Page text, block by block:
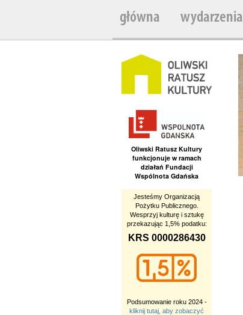
główna wydarzenia
Oliwski Ratusz Kultury
funkcjonuje w ramach
działań Fundacji
Wspólnota Gdańska
Jesteśmy Organizacją
Pożytku Publicznego.
Wesprzyj kulturę i sztukę
przekazując 1,5% podatku:
KRS 0000286430
Podsumowanie roku 2024 -
kliknij tutaj, aby zobaczyć